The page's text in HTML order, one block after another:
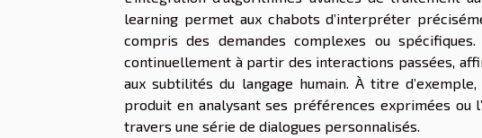
learning permet aux chabots d’interpréter
compris des demandes complexes ou
continuellement à partir des interactions passées,
aux subtilités du langage humain. À titre
produit en analysant ses préférences exprimées ou
travers une série de dialogues personnalisés.